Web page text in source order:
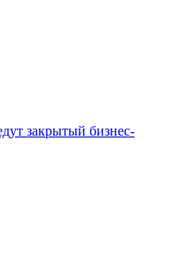
закрытый бизнес-